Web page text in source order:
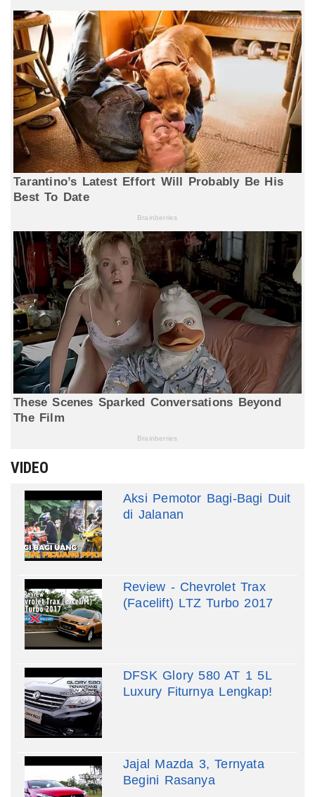
VIDEO
Aksi Pemotor Bagi-Bagi Duit
di Jalanan
Review - Chevrolet Trax
(Facelift) LTZ Turbo 2017
DFSK Glory 580 AT 1 5L
Luxury Fiturnya Lengkap!
Jajal Mazda 3, Ternyata
Begini Rasanya